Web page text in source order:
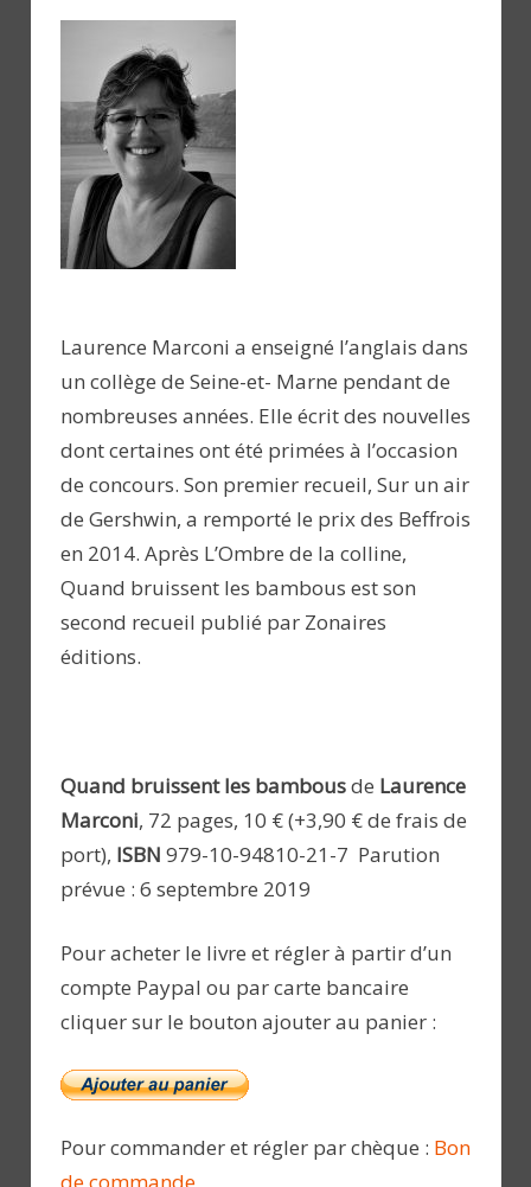
Laurence Marconi a enseigné l’anglais dans
un collège de Seine-et- Marne pendant de
nombreuses années. Elle écrit des nouvelles
dont certaines ont été primées à l’occasion
de concours. Son premier recueil, Sur un air
de Gershwin, a remporté le prix des Beffrois
en 2014. Après L’Ombre de la colline,
Quand bruissent les bambous est son
second recueil publié par Zonaires
éditions.
Quand bruissent les bambousde Laurence
Marconi, 72 pages, 10 € (+3,90 € de frais de
port), ISBN 979-10-94810-21-7 Parution
prévue : 6 septembre 2019
Pour acheter le livre et régler à partir d’un
compte Paypal ou par carte bancaire
cliquer sur le bouton ajouter au panier :
Pour commander et régler par chèque : Bon
de commande